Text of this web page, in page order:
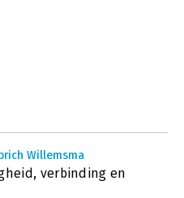
Willemsma
verbinding en